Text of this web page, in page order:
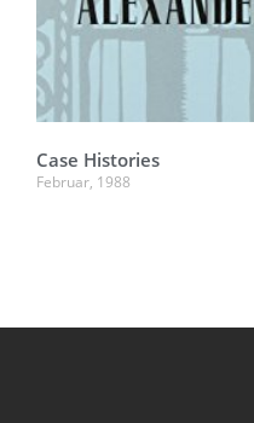
Case Histories
Februar, 1988